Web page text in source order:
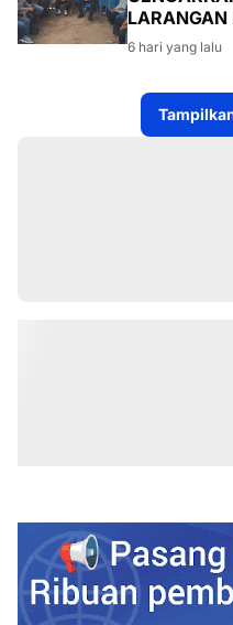
PROGRAM
KE DESA-
6 hari yang lalu